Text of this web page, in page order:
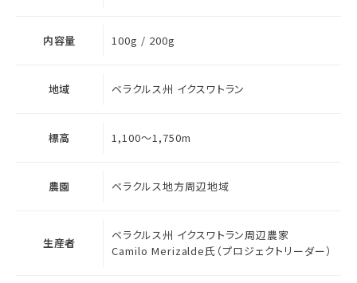
内容量 100g / 200g
地域 ベラクルス州 イクスワトラン
標高 1,100～1,750m
農園 ベラクルス地方周辺地域
生産者
ベラクルス州 イクスワトラン周辺農家
Camilo Merizalde氏（プロジェクトリーダー）